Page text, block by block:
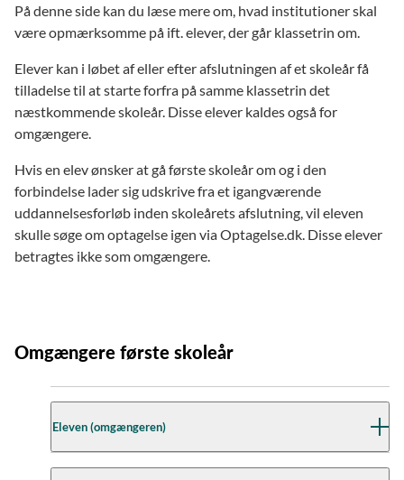
På denne side kan du læse mere om, hvad institutioner skal
være opmærksomme på ift. elever, der går klassetrin om.
Elever kan i løbet af eller efter afslutningen af et skoleår få
tilladelse til at starte forfra på samme klassetrin det
næstkommende skoleår. Disse elever kaldes også for
omgængere.
Hvis en elev ønsker at gå første skoleår om og i den
forbindelse lader sig udskrive fra et igangværende
uddannelsesforløb inden skoleårets afslutning, vil eleven
skulle søge om optagelse igen via Optagelse.dk. Disse elever
betragtes ikke som omgængere.
Omgængere første skoleår
Eleven (omgængeren)